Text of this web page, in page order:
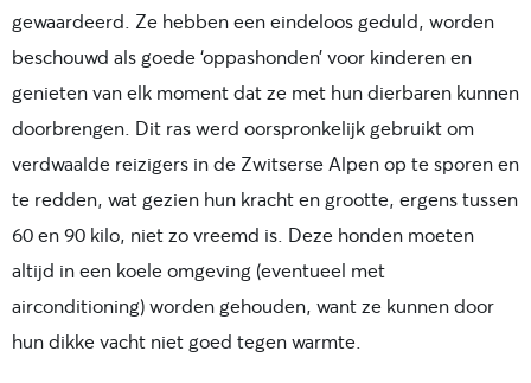
gewaardeerd. Ze hebben een eindeloos geduld, worden
beschouwd als goede ‘oppashonden’ voor kinderen en
genieten van elk moment dat ze met hun dierbaren kunnen
doorbrengen. Dit ras werd oorspronkelijk gebruikt om
verdwaalde reizigers in de Zwitserse Alpen op te sporen en
te redden, wat gezien hun kracht en grootte, ergens tussen
60 en 90 kilo, niet zo vreemd is. Deze honden moeten
altijd in een koele omgeving (eventueel met
airconditioning) worden gehouden, want ze kunnen door
hun dikke vacht niet goed tegen warmte.